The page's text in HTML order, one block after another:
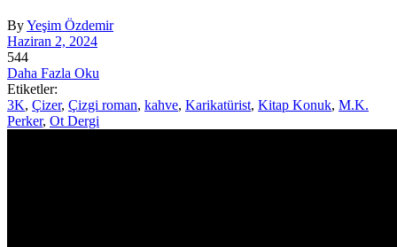
ByYeşim Özdemir
Haziran 2, 2024
544
Daha Fazla Oku
Etiketler:
3K, Çizer, Çizgi roman, kahve, Karikatürist, Kitap Konuk, M.K.
Perker, Ot Dergi